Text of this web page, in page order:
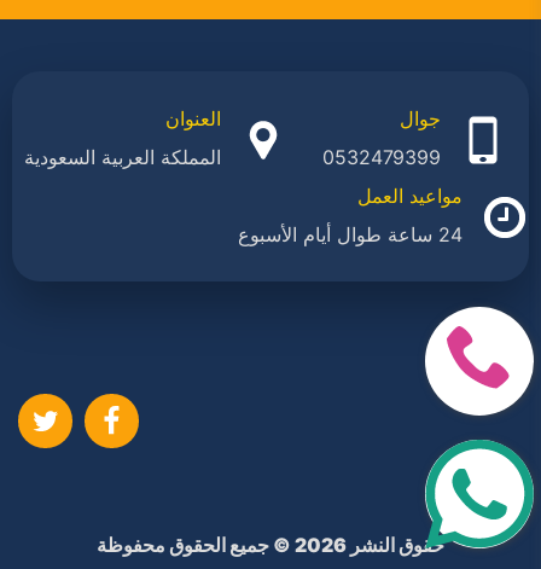
جوال
0532479399
العنوان
المملكة العربية السعودية
مواعيد العمل
24 ساعة طوال أيام الأسبوع
حقوق النشر 2026 © جميع الحقوق محفوظة